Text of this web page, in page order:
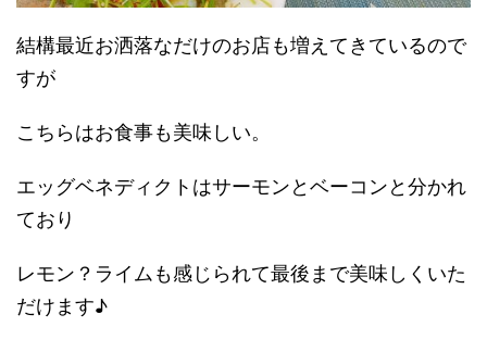
結構最近お洒落なだけのお店も増えてきているので
すが
こちらはお食事も美味しい。
エッグベネディクトはサーモンとベーコンと分かれ
ており
レモン？ライムも感じられて最後まで美味しくいた
だけます♪